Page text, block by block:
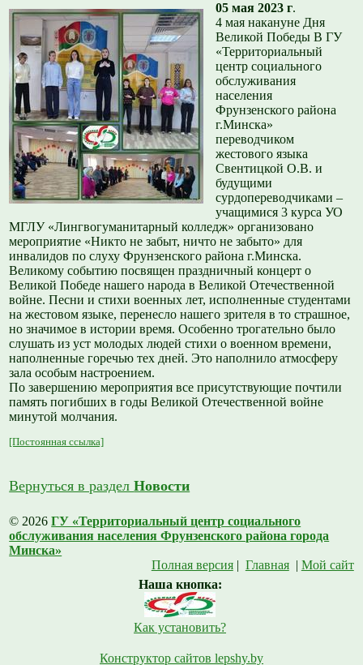
05 мая 2023 г.
4 мая накануне Дня
Великой Победы В ГУ
«Территориальный
центр социального
обслуживания
населения
Фрунзенского района
г.Минска»
переводчиком
жестового языка
Свентицкой О.В. и
будущими
сурдопереводчиками –
учащимися 3 курса УО
МГЛУ «Лингвогуманитарный колледж» организовано
мероприятие «Никто не забыт, ничто не забыто» для
инвалидов по слуху Фрунзенского района г.Минска.
Великому событию посвящен праздничный концерт о
Великой Победе нашего народа в Великой Отечественной
войне. Песни и стихи военных лет, исполненные студентами
на жестовом языке, перенесло нашего зрителя в то страшное,
но значимое в истории время. Особенно трогательно было
слушать из уст молодых людей стихи о военном времени,
наполненные горечью тех дней. Это наполнило атмосферу
зала особым настроением.
По завершению мероприятия все присутствующие почтили
память погибших в годы Великой Отечественной войне
минутой молчания.
[Постоянная ссылка]
Вернуться в разделНовости
© 2026ГУ «Территориальный центр социального
обслуживания населения Фрунзенского района города
Минска»
Полная версия| Главная| Мой сайт
Наша кнопка:
Как установить?
Конструктор сайтов lepshy.by